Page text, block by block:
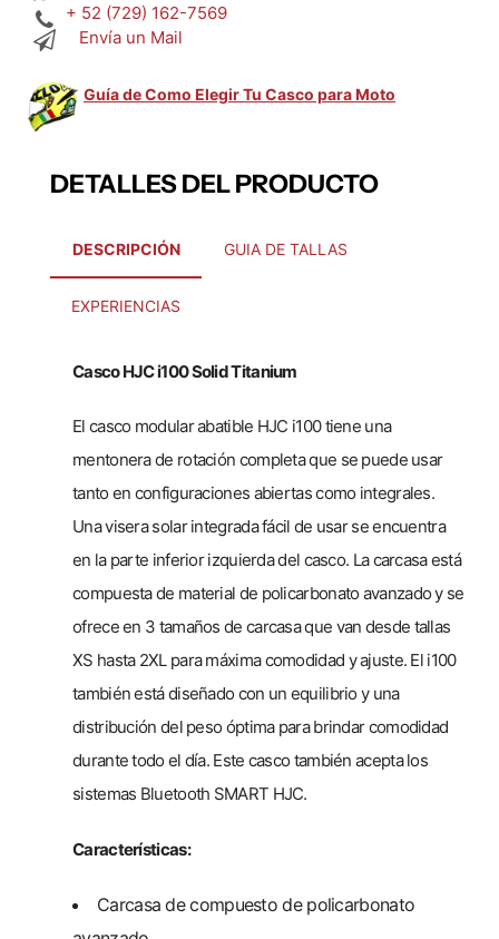
+ 52 (729) 162-7569
Envía un Mail
Guía de Como Elegir Tu Casco para Moto
DETALLES DEL PRODUCTO
DESCRIPCIÓN GUIA DE TALLAS
EXPERIENCIAS
Casco HJC i100 Solid Titanium
El casco modular abatible HJC i100 tiene una
mentonera de rotación completa que se puede usar
tanto en configuraciones abiertas como integrales.
Una visera solar integrada fácil de usar se encuentra
en la parte inferior izquierda del casco. La carcasa está
compuesta de material de policarbonato avanzado y se
ofrece en 3 tamaños de carcasa que van desde tallas
XS hasta 2XL para máxima comodidad y ajuste. El i100
también está diseñado con un equilibrio y una
distribución del peso óptima para brindar comodidad
durante todo el día. Este casco también acepta los
sistemas Bluetooth SMART HJC.
Características:
Carcasa de compuesto de policarbonato